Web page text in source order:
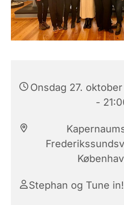
Onsdag 27.
-
Stephan og Tune in!